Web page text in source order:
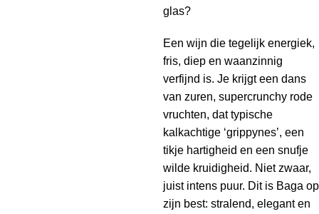
glas?
Een wijn die tegelijk energiek,
fris, diep en waanzinnig
verfijnd is. Je krijgt een dans
van zuren, supercrunchy rode
vruchten, dat typische
kalkachtige ‘grippynes’, een
tikje hartigheid en een snufje
wilde kruidigheid. Niet zwaar,
juist intens puur. Dit is Baga op
zijn best: stralend, elegant en